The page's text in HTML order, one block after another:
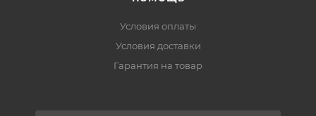
Условия оплаты
Условия доставки
Гарантия на товар